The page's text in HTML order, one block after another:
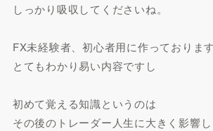
しっかり吸収してくださいね。
FX未経験者、初心者用に作っておりま
とてもわかり易い内容ですし
初めて覚える知識というのは
その後のトレーダー人生に大きく影響